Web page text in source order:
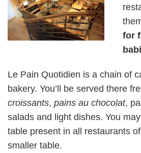
for
Le Pain Quotidien is a chain of
bakery. You’ll be served there
croissants, pains au chocolat,
salads and light dishes. You
table present in all restaurants
smaller table.